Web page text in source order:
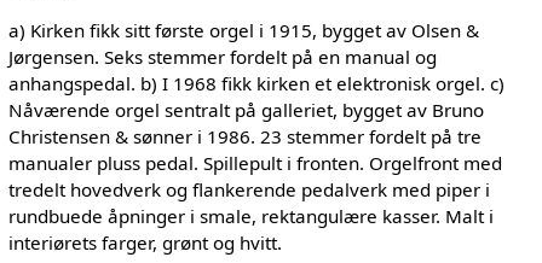
a) Kirken fikk sitt første orgel i 1915, bygget av Olsen &
Jørgensen. Seks stemmer fordelt på en manual og
anhangspedal. b) I 1968 fikk kirken et elektronisk orgel. c)
Nåværende orgel sentralt på galleriet, bygget av Bruno
Christensen & sønner i 1986. 23 stemmer fordelt på tre
manualer pluss pedal. Spillepult i fronten. Orgelfront med
tredelt hovedverk og flankerende pedalverk med piper i
rundbuede åpninger i smale, rektangulære kasser. Malt i
interiørets farger, grønt og hvitt.